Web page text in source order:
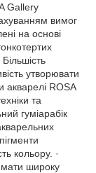
Gallery
вимог
на основі
утворювати
акварелі ROSA
та
гуміарабік
кольору. ·
широку